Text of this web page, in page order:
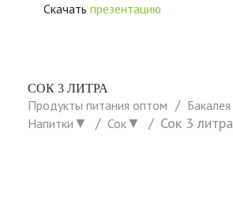
Скачать презентацию
СОК 3 ЛИТРА
Продукты питания оптом Бакалея
Напитки ▼ Сок ▼ Сок 3 литра